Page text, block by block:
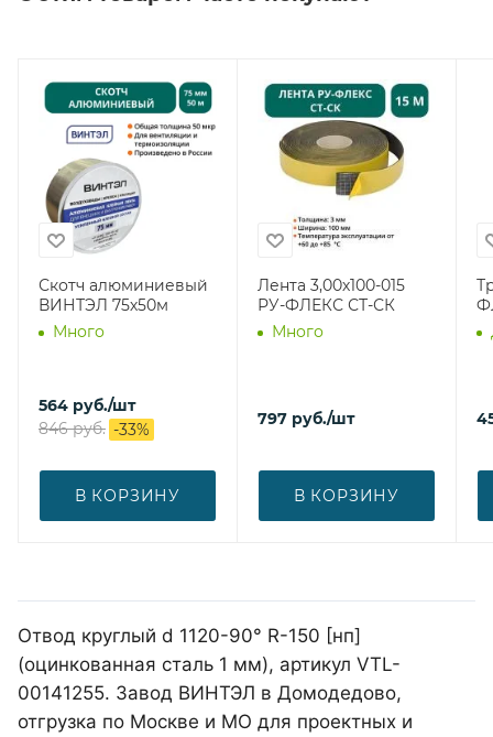
Скотч алюминиевый
ВИНТЭЛ 75х50м
Много
564 руб./шт
846руб. -33%
В КОРЗИНУ
Лента 3,00х100-015
РУ-ФЛЕКС СТ-СК
Много
797 руб./шт
В КОРЗИНУ
Отвод круглый d 1120-90° R-150 [нп]
(оцинкованная сталь 1 мм), артикул VTL-
00141255. Завод ВИНТЭЛ в Домодедово,
отгрузка по Москве и МО для проектных и